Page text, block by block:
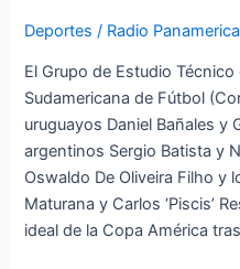
Deportes / Radio
El Grupo de Estudio
Sudamericana de Fútbol
uruguayos Daniel Bañales y
argentinos Sergio Batista y
Oswaldo De Oliveira Filho y
Maturana y Carlos ‘Piscis’
ideal de la Copa América